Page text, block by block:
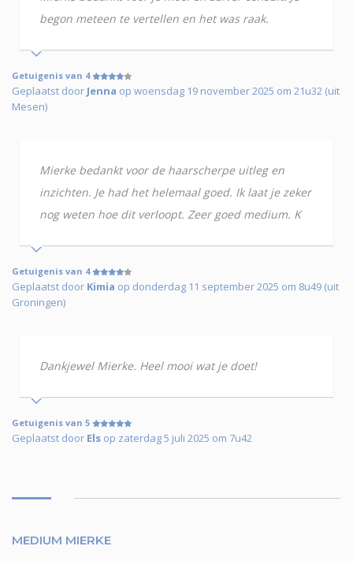
begon meteen te vertellen en het was raak.
Getuigenis van 4
Geplaatst door Jenna op woensdag 19 november 2025 om 21u32 (uit
Mesen)
Mierke bedankt voor de haarscherpe uitleg en
inzichten. Je had het helemaal goed. Ik laat je zeker
nog weten hoe dit verloopt. Zeer goed medium. K
Getuigenis van 4
Geplaatst door Kimia op donderdag 11 september 2025 om 8u49 (uit
Groningen)
Dankjewel Mierke. Heel mooi wat je doet!
Getuigenis van 5
Geplaatst door Els op zaterdag 5 juli 2025 om 7u42
MEDIUM MIERKE